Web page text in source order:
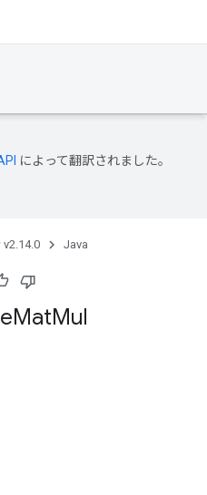
によって翻訳されました。
Java
MatMul